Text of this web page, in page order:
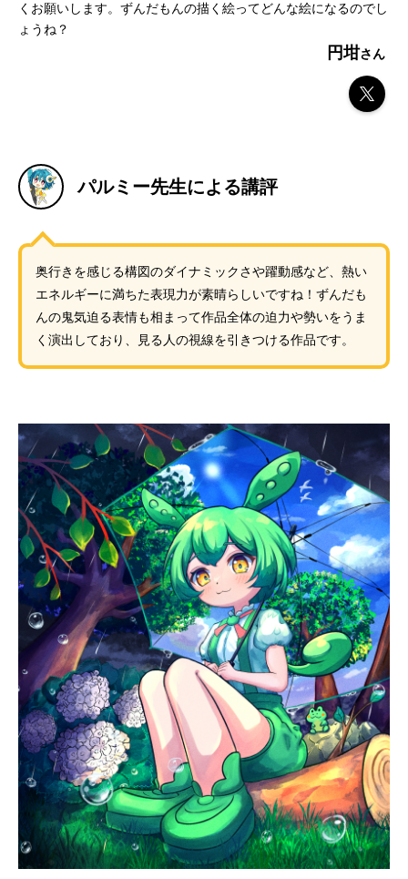
くお願いします。ずんだもんの描く絵ってどんな絵になるのでし
ょうね？
円坩
パルミー先生による講評
奥行きを感じる構図のダイナミックさや躍動感など、熱い
エネルギーに満ちた表現力が素晴らしいですね！ずんだも
んの鬼気迫る表情も相まって作品全体の迫力や勢いをうま
く演出しており、見る人の視線を引きつける作品です。